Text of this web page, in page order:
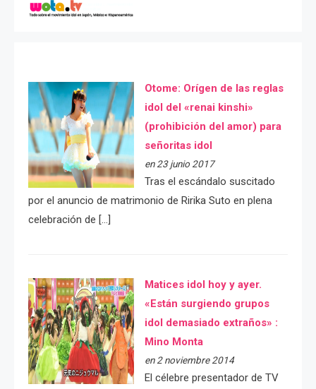
Otome: Orígen de las reglas
idol del «renai kinshi»
(prohibición del amor) para
señoritas idol
en 23 junio 2017
Tras el escándalo suscitado
por el anuncio de matrimonio de Ririka Suto en plena
celebración de […]
Matices idol hoy y ayer.
«Están surgiendo grupos
idol demasiado extraños» :
Mino Monta
en 2 noviembre 2014
El célebre presentador de TV